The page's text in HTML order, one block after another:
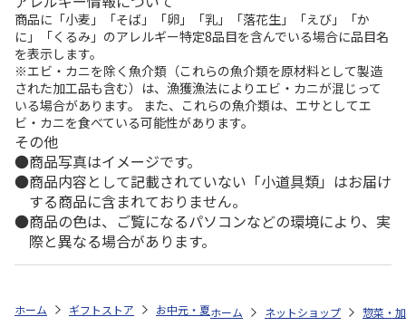
商品に「小麦」「そば」「卵」「乳」「落花生」「えび」「か
に」「くるみ」のアレルギー特定8品目を含んでいる場合に品目名
を表示します。
※エビ・カニを除く魚介類（これらの魚介類を原材料として製造
された加工品も含む）は、漁獲漁法によりエビ・カニが混じって
いる場合があります。 また、これらの魚介類は、エサとしてエ
ビ・カニを食べている可能性があります。
その他
商品写真はイメージです。
商品内容として記載されていない「小道具類」はお届け
する商品に含まれておりません。
商品の色は、ご覧になるパソコンなどの環境により、実
際と異なる場合があります。
ホーム ギフトストア お中元・夏ギフト特集 2026 ゆうゆうギフト
ホーム ネットショップ 惣菜・